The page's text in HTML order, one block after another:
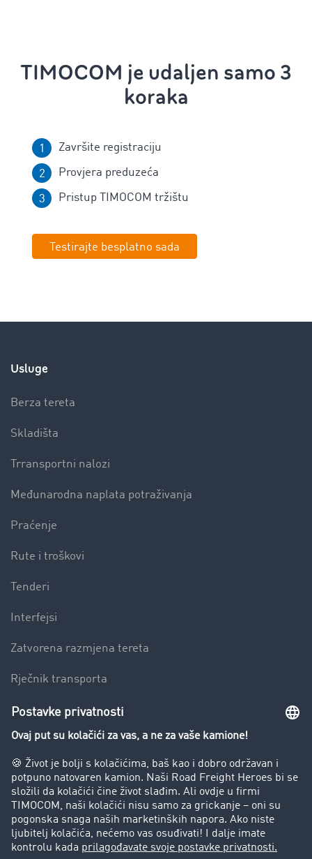
TIMOCOM je udaljen samo 3
koraka
Završite registraciju
Provjera preduzeća
Pristup TIMOCOM tržištu
Testirajte besplatno sada
Usluge
Berza tereta
Skladišta
Trransportni nalozi
Međunarodna naplata potraživanja
Praćenje
Rute i troškovi
Tenderi
Interfejsi
Zatvorena razmjena tereta
Rječnik transporta
Preduzeće
Success Stories
Korisnici preporučuju korisnike
Blog
Zabrane vožnje za kamione